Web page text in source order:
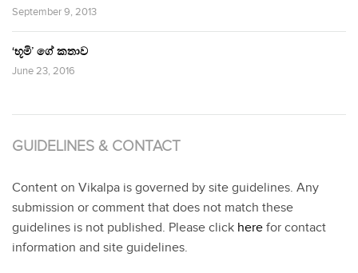
September 9, 2013
‘භූමි’ ගේ කතාව
June 23, 2016
GUIDELINES & CONTACT
Content on Vikalpa is governed by site guidelines. Any
submission or comment that does not match these
guidelines is not published. Please click here for contact
information and site guidelines.